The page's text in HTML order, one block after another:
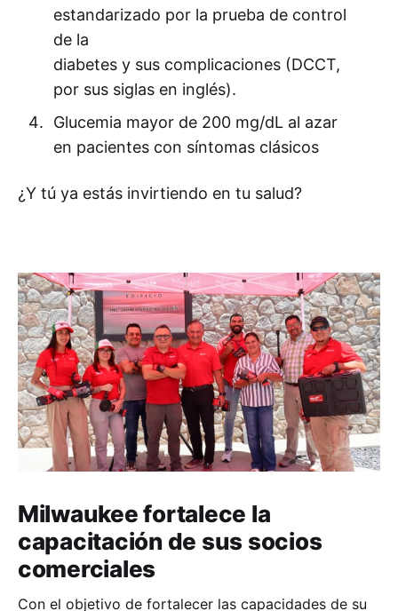
estandarizado por la prueba de control
de la
diabetes y sus complicaciones (DCCT,
por sus siglas en inglés).
Glucemia mayor de 200 mg/dL al azar
en pacientes con síntomas clásicos
¿Y tú ya estás invirtiendo en tu salud?
Milwaukee fortalece la
capacitación de sus socios
comerciales
Con el objetivo de fortalecer las capacidades de su